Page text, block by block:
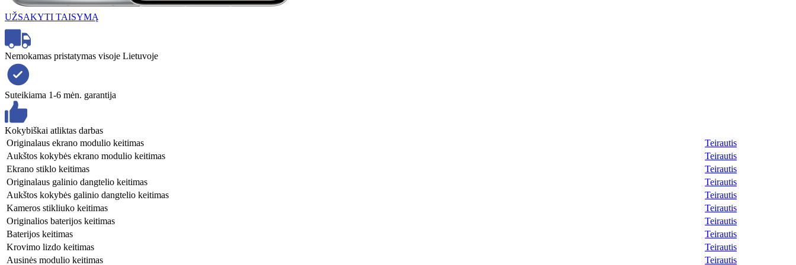
UŽSAKYTI TAISYMĄ
Nemokamas pristatymas visoje Lietuvoje
Suteikiama 1-6 mėn. garantija
Kokybiškai atliktas darbas
Originalaus ekrano modulio keitimas
Teirautis
Aukštos kokybės ekrano modulio keitimas
Teirautis
Ekrano stiklo keitimas
Teirautis
Originalaus galinio dangtelio keitimas
Teirautis
Aukštos kokybės galinio dangtelio keitimas
Teirautis
Kameros stikliuko keitimas
Teirautis
Originalios baterijos keitimas
Teirautis
Baterijos keitimas
Teirautis
Krovimo lizdo keitimas
Teirautis
Ausinės modulio keitimas
Teirautis